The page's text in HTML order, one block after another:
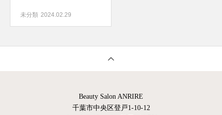
未分類 2024.02.29
Beauty Salon ANRIRE
千葉市中央区登戸1-10-12